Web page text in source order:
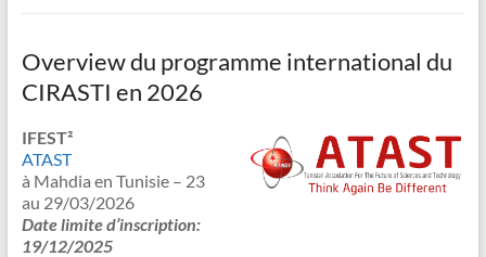
Overview du programme international du
CIRASTI en 2026
IFEST²
ATAST
à Mahdia en Tunisie – 23
au 29/03/2026
Date limite d’inscription:
19/12/2025